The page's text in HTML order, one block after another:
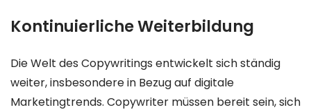
Kontinuierliche Weiterbildung
Die Welt des Copywritings entwickelt sich ständig
weiter, insbesondere in Bezug auf digitale
Marketingtrends. Copywriter müssen bereit sein, sich